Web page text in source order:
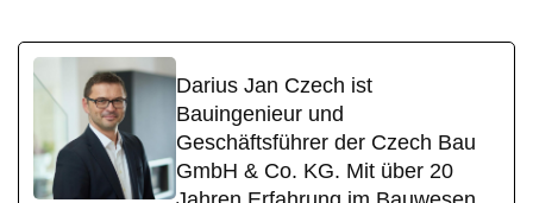
Darius Jan Czech ist
Bauingenieur und
Geschäftsführer der Czech Bau
GmbH & Co. KG. Mit über 20